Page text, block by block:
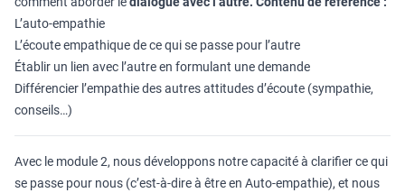
L’auto-empathie
L’écoute empathique de ce qui se passe pour l’autre
Établir un lien avec l’autre en formulant une demande
Différencier l’empathie des autres attitudes d’écoute (sympathie,
conseils…)
Avec le module 2, nous développons notre capacité à clarifier ce qui
se passe pour nous (c’est-à-dire à être en Auto-empathie), et nous